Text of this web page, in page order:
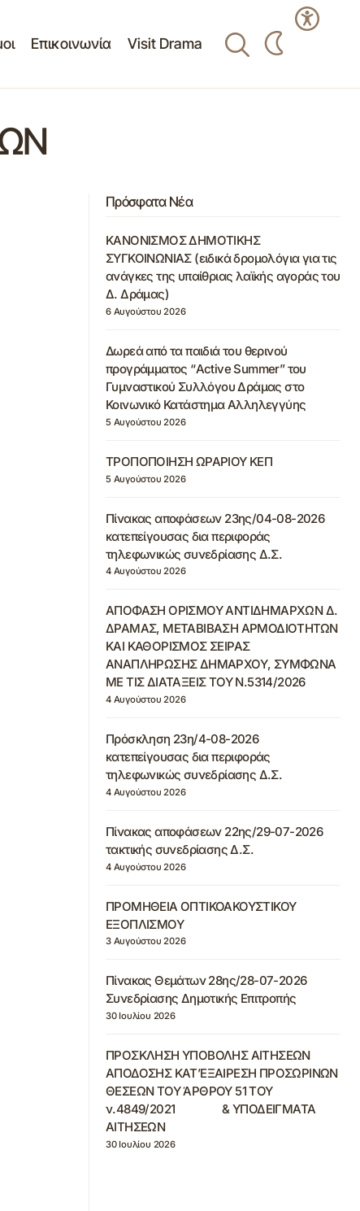
Επικοινωνία Visit Drama
Πρόσφατα Νέα
ΚΑΝΟΝΙΣΜΟΣ ΔΗΜΟΤΙΚΗΣ
ΣΥΓΚΟΙΝΩΝΙΑΣ (ειδικά δρομολόγια για τις
ανάγκες της υπαίθριας λαϊκής αγοράς του
Δ. Δράμας)
6 Αυγούστου 2026
Δωρεά από τα παιδιά του θερινού
προγράμματος “Active Summer” του
Γυμναστικού Συλλόγου Δράμας στο
Κοινωνικό Κατάστημα Αλληλεγγύης
5 Αυγούστου 2026
ΤΡΟΠΟΠΟΙΗΣΗ ΩΡΑΡΙΟΥ ΚΕΠ
5 Αυγούστου 2026
Πίνακας αποφάσεων 23ης/04-08-2026
κατεπείγουσας δια περιφοράς
τηλεφωνικώς συνεδρίασης Δ.Σ.
4 Αυγούστου 2026
ΑΠΟΦΑΣΗ ΟΡΙΣΜΟΥ ΑΝΤΙΔΗΜΑΡΧΩΝ Δ.
ΔΡΑΜΑΣ, ΜΕΤΑΒΙΒΑΣΗ ΑΡΜΟΔΙΟΤΗΤΩΝ
ΚΑΙ ΚΑΘΟΡΙΣΜΟΣ ΣΕΙΡΑΣ
ΑΝΑΠΛΗΡΩΣΗΣ ΔΗΜΑΡΧΟΥ, ΣΥΜΦΩΝΑ
ΜΕ ΤΙΣ ΔΙΑΤΑΞΕΙΣ ΤΟΥ Ν.5314/2026
4 Αυγούστου 2026
Πρόσκληση 23η/4-08-2026
κατεπείγουσας δια περιφοράς
τηλεφωνικώς συνεδρίασης Δ.Σ.
4 Αυγούστου 2026
Πίνακας αποφάσεων 22ης/29-07-2026
τακτικής συνεδρίασης Δ.Σ.
4 Αυγούστου 2026
ΠΡΟΜΗΘΕΙΑ ΟΠΤΙΚΟΑΚΟΥΣΤΙΚΟΥ
ΕΞΟΠΛΙΣΜΟΥ
3 Αυγούστου 2026
Πίνακας Θεμάτων 28ης/28-07-2026
Συνεδρίασης Δημοτικής Επιτροπής
30 Ιουλίου 2026
ΠΡΟΣΚΛΗΣΗ ΥΠΟΒΟΛΗΣ ΑΙΤΗΣΕΩΝ
ΑΠΟΔΟΣΗΣ ΚΑΤ’ΕΞΑΙΡΕΣΗ ΠΡΟΣΩΡΙΝΩΝ
ΘΕΣΕΩΝ ΤΟΥ ΆΡΘΡΟΥ 51 ΤΟΥ
ν.4849/2021 & ΥΠΟΔΕΙΓΜΑΤΑ
ΑΙΤΗΣΕΩΝ
30 Ιουλίου 2026